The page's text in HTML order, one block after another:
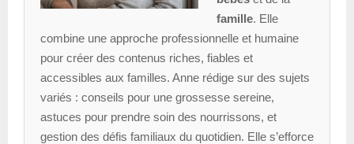
famille. Elle
combine une approche professionnelle et humaine
pour créer des contenus riches, fiables et
accessibles aux familles. Anne rédige sur des sujets
variés : conseils pour une grossesse sereine,
astuces pour prendre soin des nourrissons, et
gestion des défis familiaux du quotidien. Elle s’efforce